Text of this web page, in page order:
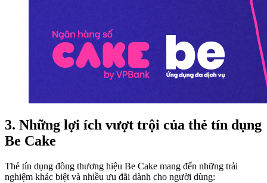
3. Những lợi ích vượt trội của thẻ tín dụng
Be Cake
Thẻ tín dụng đồng thương hiệu Be Cake mang đến những trải
nghiệm khác biệt và nhiều ưu đãi dành cho người dùng: